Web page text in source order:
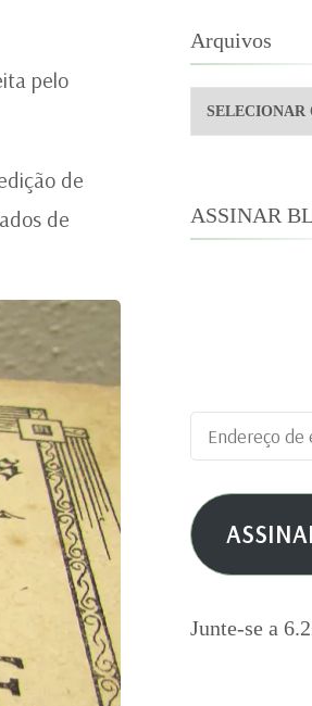
pelo
de
de
Arquivos
Arquivos
ASSINAR
Endereço
de
e-
mail
Junte-se a